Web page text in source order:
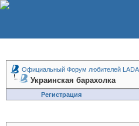
Официальный Форум любителей LADA
Украинская барахолка
Регистрация